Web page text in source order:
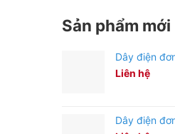
Sản phẩm mới
Dây điện
Liên hệ
Dây điện